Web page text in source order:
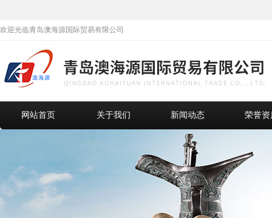
欢迎光临青岛澳海源国际贸易有限公司
网站首页 关于我们 新闻动态 荣誉资